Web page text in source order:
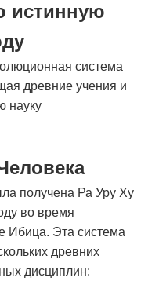
истинную
система
древние учения и
науку
получена Ра Уру Ху
во время
Ибица. Эта система
древних
дисциплин: